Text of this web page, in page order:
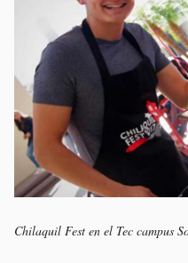
Chilaquil Fest en el Tec campus